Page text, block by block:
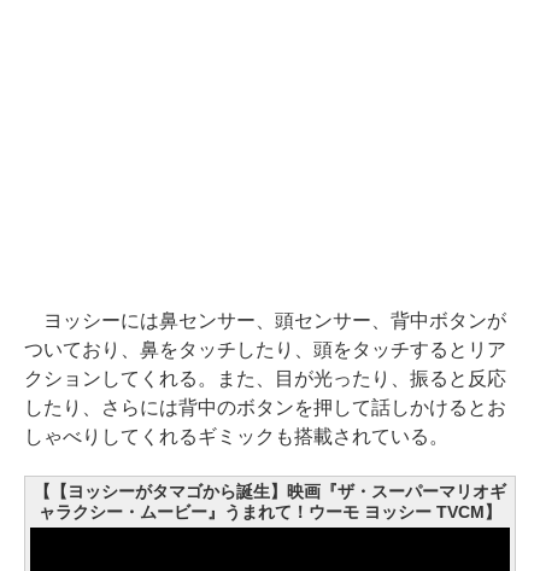
ヨッシーには鼻センサー、頭センサー、背中ボタンが
ついており、鼻をタッチしたり、頭をタッチするとリア
クションしてくれる。また、目が光ったり、振ると反応
したり、さらには背中のボタンを押して話しかけるとお
しゃべりしてくれるギミックも搭載されている。
【【ヨッシーがタマゴから誕生】映画『ザ・スーパーマリオギ
ャラクシー・ムービー』うまれて！ウーモ ヨッシー TVCM】